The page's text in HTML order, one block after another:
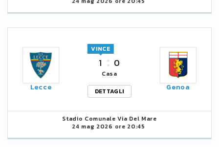
Lecce
1
VINCE
0
Casa
DETTAGLI
Genoa
Stadio Comunale Via Del Mare
24 mag 2026 ore 20:45